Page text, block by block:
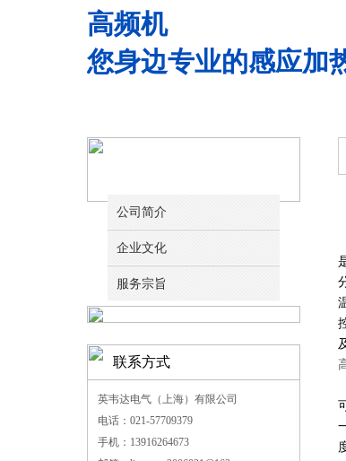
高频机
您身边专业的感应加
公司简介
企业文化
服务宗旨
联系方式
英韦达电气（上海）有限公司
电话：021-57709379
手机：13916264673